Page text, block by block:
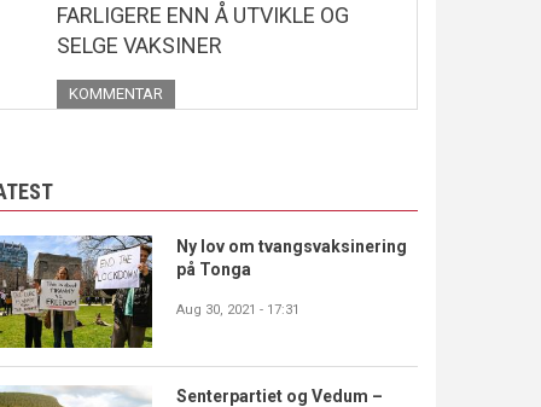
FARLIGERE ENN Å UTVIKLE OG
SELGE VAKSINER
KOMMENTAR
Ny lov om tvangsvaksinering
på Tonga
Aug 30, 2021 - 17:31
Senterpartiet og Vedum –